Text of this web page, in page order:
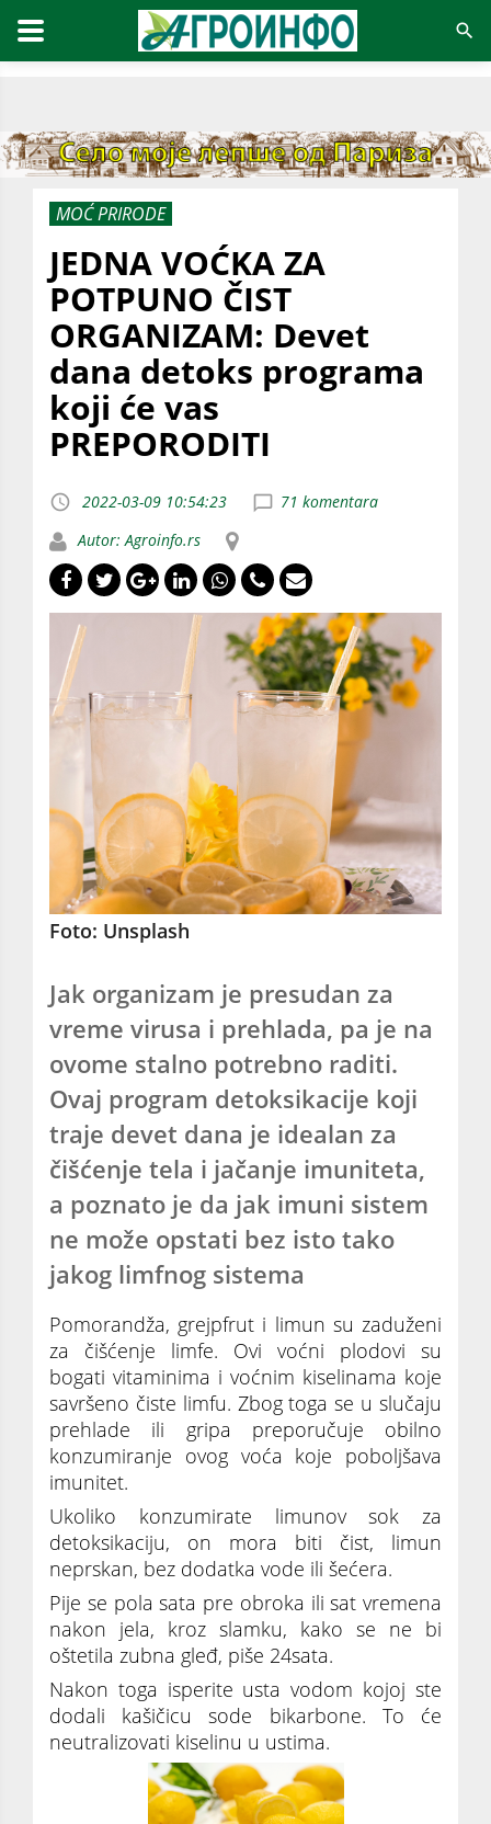
MOĆ PRIRODE
JEDNA VOĆKA ZA
POTPUNO ČIST
ORGANIZAM: Devet
dana detoks programa
koji će vas
PREPORODITI
2022-03-09 10:54:23
71 komentara
Autor: Agroinfo.rs
Foto: Unsplash
Jak organizam je presudan za
vreme virusa i prehlada, pa je na
ovome stalno potrebno raditi.
Ovaj program detoksikacije koji
traje devet dana je idealan za
čišćenje tela i jačanje imuniteta,
a poznato je da jak imuni sistem
ne može opstati bez isto tako
jakog limfnog sistema
Pomorandža, grejpfrut i limun su zaduženi
za čišćenje limfe. Ovi voćni plodovi su
bogati vitaminima i voćnim kiselinama koje
savršeno čiste limfu. Zbog toga se u slučaju
prehlade ili gripa preporučuje obilno
konzumiranje ovog voća koje poboljšava
imunitet.
Ukoliko konzumirate limunov sok za
detoksikaciju, on mora biti čist, limun
neprskan, bez dodatka vode ili šećera.
Pije se pola sata pre obroka ili sat vremena
nakon jela, kroz slamku, kako se ne bi
oštetila zubna gleđ, piše 24sata.
Nakon toga isperite usta vodom kojoj ste
dodali kašičicu sode bikarbone. To će
neutralizovati kiselinu u ustima.